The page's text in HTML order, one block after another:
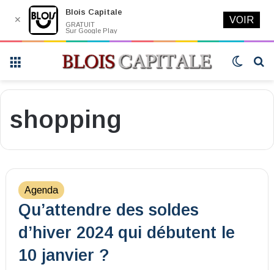
Switch
shopping
Agenda
Qu’attendre des soldes
d’hiver 2024 qui débutent le
10 janvier ?
✕
Blois Capitale
GRATUIT
Sur Google Play
VOIR